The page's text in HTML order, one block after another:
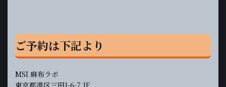
ご予約は下記より
MSI 麻布ラボ